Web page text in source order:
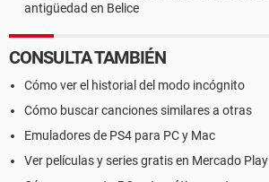
antigüedad en Belice
CONSULTA TAMBIÉN
Cómo ver el historial del modo incógnito
Cómo buscar canciones similares a otras
Emuladores de PS4 para PC y Mac
Ver películas y series gratis en Mercado Play